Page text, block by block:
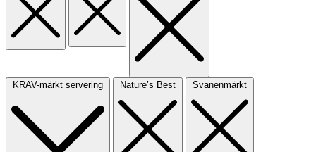
KRAV-märkt servering Nature’s Best Svanenmärkt